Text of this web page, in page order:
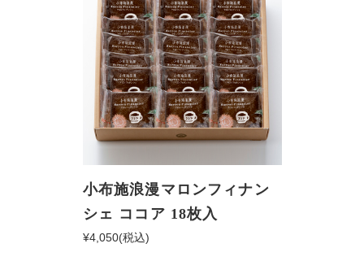
小布施浪漫マロンフィナン
シェ ココア 18枚入
¥4,050(税込)